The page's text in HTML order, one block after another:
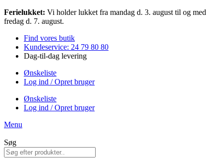
Videre
til
Ferielukket: Vi holder lukket fra mandag d. 3. august til og med
fredag d. 7. august.
Find vores butik
Kundeservice: 24 79 80 80
Dag-til-dag levering
Ønskeliste
Log ind / Opret bruger
Ønskeliste
Log ind / Opret bruger
Menu
Søg